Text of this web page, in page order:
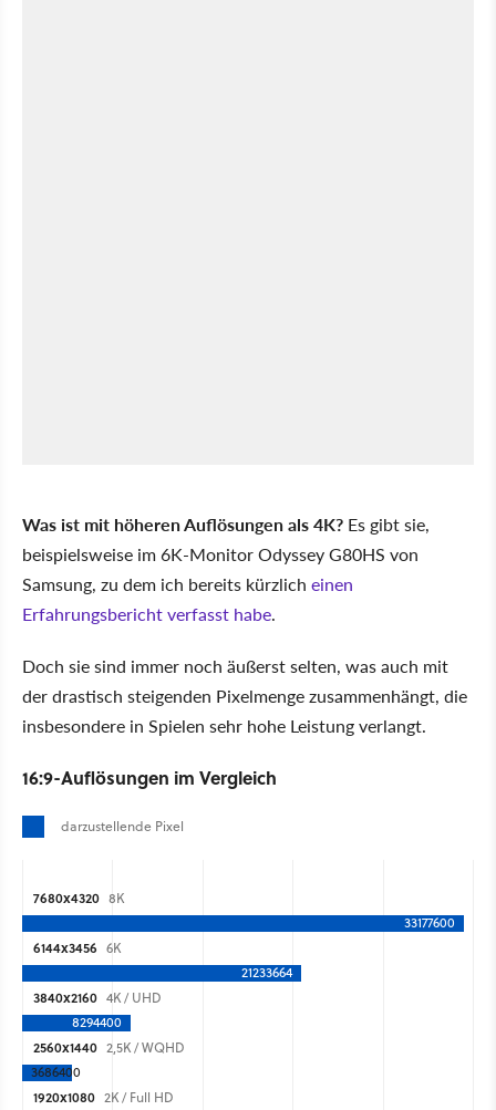
Was ist mit höheren Auflösungen als 4K? Es gibt sie,
beispielsweise im 6K-Monitor Odyssey G80HS von
Samsung, zu dem ich bereits kürzlich einen
Erfahrungsbericht verfasst habe.
Doch sie sind immer noch äußerst selten, was auch mit
der drastisch steigenden Pixelmenge zusammenhängt, die
insbesondere in Spielen sehr hohe Leistung verlangt.
16:9-Auflösungen im Vergleich
darzustellende Pixel
7680x4320 8K
33177600
6144x3456 6K
21233664
3840x2160 4K / UHD
8294400
2560x1440 2,5K / WQHD
3686400
1920x1080 2K / Full HD